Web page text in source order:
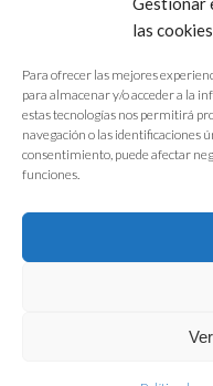
las cookies
Para ofrecer las mejores
para almacenar y/o acceder a la
estas tecnologías nos permitirá
navegación o las identificaciones
consentimiento, puede afectar
funciones.
FIAB Federación Española